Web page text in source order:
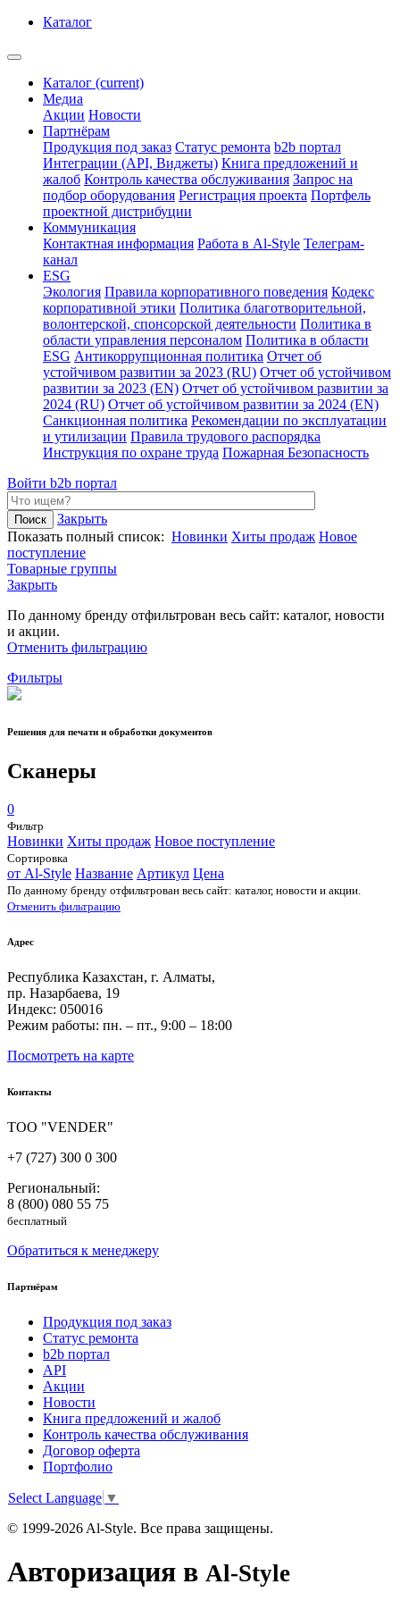
Каталог
Каталог (current)
Медиа
Акции Новости
Партнёрам
Продукция под заказ Статус ремонта b2b портал
Интеграции (API, Виджеты) Книга предложений и
жалоб Контроль качества обслуживания Запрос на
подбор оборудования Регистрация проекта Портфель
проектной дистрибуции
Коммуникация
Контактная информация Работа в Al-Style Телеграм-
канал
ESG
Экология Правила корпоративного поведения Кодекс
корпоративной этики Политика благотворительной,
волонтерской, спонсорской деятельности Политика в
области управления персоналом Политика в области
ESG Антикоррупционная политика Отчет об
устойчивом развитии за 2023 (RU) Отчет об устойчивом
развитии за 2023 (EN) Отчет об устойчивом развитии за
2024 (RU) Отчет об устойчивом развитии за 2024 (EN)
Санкционная политика Рекомендации по эксплуатации
и утилизации Правила трудового распорядка
Инструкция по охране труда Пожарная Безопасность
Войти b2b портал
Закрыть
Показать полный список: Новинки Хиты продаж Новое
поступление
Товарные группы
Закрыть
По данному бренду отфильтрован весь сайт: каталог, новости
и акции.
Отменить фильтрацию
Фильтры
Решения для печати и обработки документов
Сканеры
0
Фильтр
Новинки Хиты продаж Новое поступление
Сортировка
от Al-Style Название Артикул Цена
По данному бренду отфильтрован весь сайт: каталог, новости и акции.
Отменить фильтрацию
Адрес
Республика Казахстан, г. Алматы,
пр. Назарбаева, 19
Индекс: 050016
Режим работы: пн. – пт., 9:00 – 18:00
Посмотреть на карте
Контакты
ТОО "VENDER"
+7 (727) 300 0 300
Региональный:
8 (800) 080 55 75
бесплатный
Обратиться к менеджеру
Партнёрам
Продукция под заказ
Статус ремонта
b2b портал
API
Акции
Новости
Книга предложений и жалоб
Контроль качества обслуживания
Договор оферта
Портфолио
Select Language ▼
© 1999-2026 Al-Style. Все права защищены.
Авторизация в Al-Style